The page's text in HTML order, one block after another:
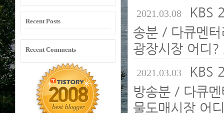
Recent Posts
Recent Comments
2021.03.08 KBS
송분 / 다큐멘
광장시장 어디
2021.03.03 KBS
방송분 / 다큐
물도매시장 어